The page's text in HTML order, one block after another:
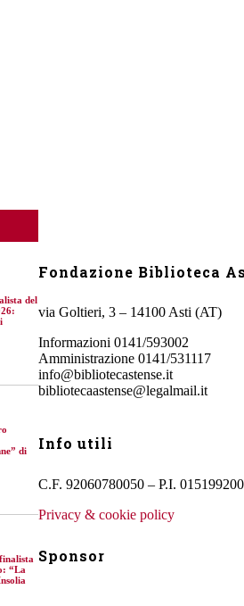
del
di
“La
Fondazione Biblioteca
via Goltieri, 3 – 14100 Asti (AT)
Informazioni 0141/593002
Amministrazione 0141/531117
info@bibliotecastense.it
bibliotecaastense@legalmail.it
Info utili
C.F. 92060780050 – P.I.
Privacy & cookie policy
Sponsor